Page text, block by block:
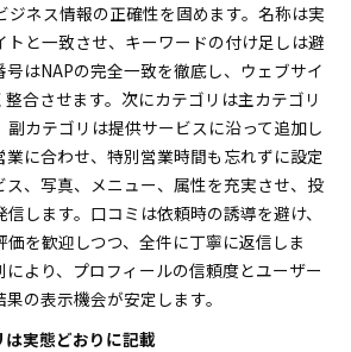
と自力運用の賢い選び方とリアルな費
る時の具体的手順や無料でできるMEO
相場や失敗しない選び方のコツ
対策のガイドラインの疑問を解決
まず何をすればいいの？優先タスクを
月額相場は？料金の目安と成功のコツ
MEO対策の違いは？両方活用するメリ
ジネス情報の正確性を固めます。名称は実
トと一致させ、キーワードの付け足しは避
号はNAPの完全一致を徹底し、ウェブサイ
整合させます。次にカテゴリは主カテゴリ
副カテゴリは提供サービスに沿って追加し
業に合わせ、特別営業時間も忘れずに設定
ス、写真、メニュー、属性を充実させ、投
します。口コミは依頼時の誘導を避け、
を歓迎しつつ、全件に丁寧に返信しま
より、プロフィールの信頼度とユーザー
の表示機会が安定します。
実態どおりに記載